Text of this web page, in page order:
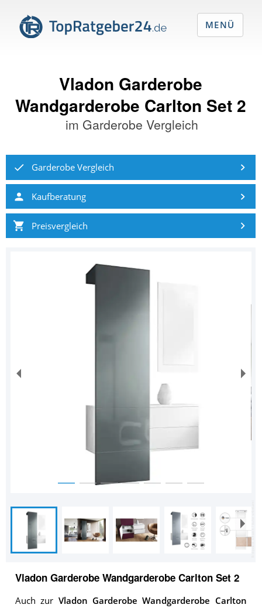
Vladon Garderobe
Wandgarderobe Carlton Set 2
im Garderobe Vergleich
Garderobe Vergleich
Kaufberatung
Preisvergleich
Vladon Garderobe Wandgarderobe Carlton Set 2
Auch zur Vladon Garderobe Wandgarderobe Carlton
MENÜ